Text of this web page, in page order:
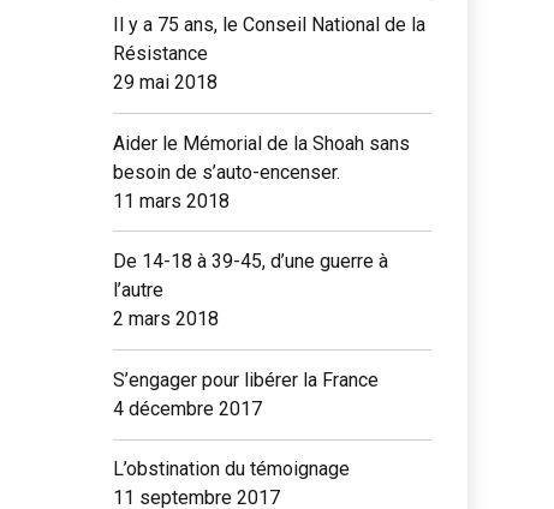
Il y a 75 ans, le Conseil National de la
Résistance
29 mai 2018
Aider le Mémorial de la Shoah sans
besoin de s’auto-encenser.
11 mars 2018
De 14-18 à 39-45, d’une guerre à
l’autre
2 mars 2018
S’engager pour libérer la France
4 décembre 2017
L’obstination du témoignage
11 septembre 2017